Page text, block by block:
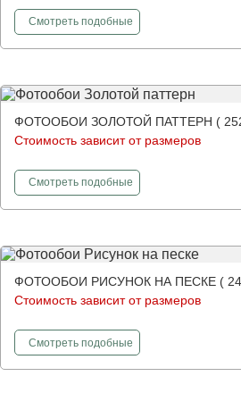
Смотретьфотообои
подобные
ФОТООБОИ ЗОЛОТОЙ ПАТТЕРН (
Стоимость зависит от размеров
Смотретьфотообои
подобные
ФОТООБОИ РИСУНОК НА ПЕСКЕ (
Стоимость зависит от размеров
Смотретьфотообои
подобные